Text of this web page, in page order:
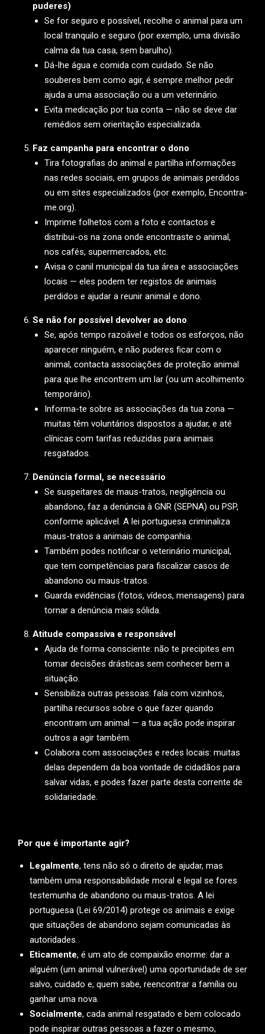
puderes)
Se for seguro e possível, recolhe o animal para um
local tranquilo e seguro (por exemplo, uma divisão
calma da tua casa, sem barulho).
Dá-lhe água e comida com cuidado. Se não
souberes bem como agir, é sempre melhor pedir
ajuda a uma associação ou a um veterinário.
Evita medicação por tua conta — não se deve dar
remédios sem orientação especializada.
Faz campanha para encontrar o dono
Tira fotografias do animal e partilha informações
nas redes sociais, em grupos de animais perdidos
ou em sites especializados (por exemplo, Encontra-
me.org).
Imprime folhetos com a foto e contactos e
distribui-os na zona onde encontraste o animal,
nos cafés, supermercados, etc.
Avisa o canil municipal da tua área e associações
locais — eles podem ter registos de animais
perdidos e ajudar a reunir animal e dono.
Se não for possível devolver ao dono
Se, após tempo razoável e todos os esforços, não
aparecer ninguém, e não puderes ficar com o
animal, contacta associações de proteção animal
para que lhe encontrem um lar (ou um acolhimento
temporário).
Informa-te sobre as associações da tua zona —
muitas têm voluntários dispostos a ajudar, e até
clínicas com tarifas reduzidas para animais
resgatados.
Denúncia formal, se necessário
Se suspeitares de maus-tratos, negligência ou
abandono, faz a denúncia à GNR (SEPNA) ou PSP,
conforme aplicável. A lei portuguesa criminaliza
maus-tratos a animais de companhia.
Também podes notificar o veterinário municipal,
que tem competências para fiscalizar casos de
abandono ou maus-tratos.
Guarda evidências (fotos, vídeos, mensagens) para
tornar a denúncia mais sólida.
Atitude compassiva e responsável
Ajuda de forma consciente: não te precipites em
tomar decisões drásticas sem conhecer bem a
situação.
Sensibiliza outras pessoas: fala com vizinhos,
partilha recursos sobre o que fazer quando
encontram um animal — a tua ação pode inspirar
outros a agir também.
Colabora com associações e redes locais: muitas
delas dependem da boa vontade de cidadãos para
salvar vidas, e podes fazer parte desta corrente de
solidariedade.
Por que é importante agir?
Legalmente, tens não só o direito de ajudar, mas
também uma responsabilidade moral e legal se fores
testemunha de abandono ou maus-tratos. A lei
portuguesa (Lei 69/2014) protege os animais e exige
que situações de abandono sejam comunicadas às
autoridades.
Eticamente, é um ato de compaixão enorme: dar a
alguém (um animal vulnerável) uma oportunidade de ser
salvo, cuidado e, quem sabe, reencontrar a família ou
ganhar uma nova.
Socialmente, cada animal resgatado e bem colocado
pode inspirar outras pessoas a fazer o mesmo,